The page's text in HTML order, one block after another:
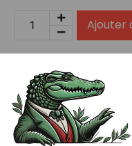
Ajouter
NHOSS 10 ml E-LIQUIDE
…